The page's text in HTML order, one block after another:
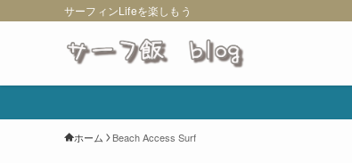
サーフィンLifeを楽しもう
ホーム Beach Access Surf